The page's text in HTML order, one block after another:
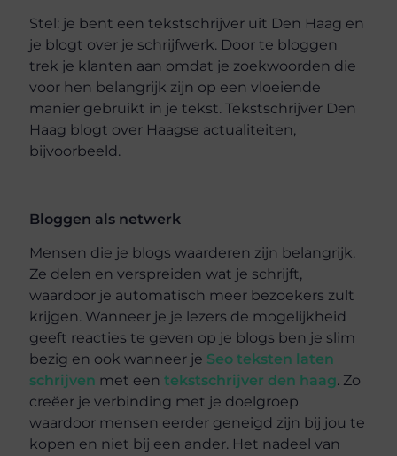
Stel: je bent een tekstschrijver uit Den Haag en
je blogt over je schrijfwerk. Door te bloggen
trek je klanten aan omdat je zoekwoorden die
voor hen belangrijk zijn op een vloeiende
manier gebruikt in je tekst. Tekstschrijver Den
Haag blogt over Haagse actualiteiten,
bijvoorbeeld.
Bloggen als netwerk
Mensen die je blogs waarderen zijn belangrijk.
Ze delen en verspreiden wat je schrijft,
waardoor je automatisch meer bezoekers zult
krijgen. Wanneer je je lezers de mogelijkheid
geeft reacties te geven op je blogs ben je slim
bezig en ook wanneer je Seo teksten laten
schrijven met eentekstschrijver den haag. Zo
creëer je verbinding met je doelgroep
waardoor mensen eerder geneigd zijn bij jou te
kopen en niet bij een ander. Het nadeel van